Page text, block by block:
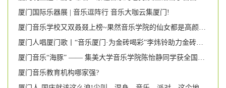
厦门国际乐器展 | 音乐逗阵行 音乐大咖云集厦门!
厦门音乐教育机构哪家强?